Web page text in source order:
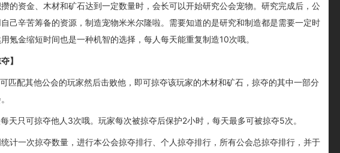
的资金、木材和矿石达到一定数量时，会长可以开始研究公会宠物。研究完成后，公
己辛苦筹备的资源，制造宠物米米尔隆啦。需要知道的是研究和制造都是需要一定时
氪金缩短时间也是一种机智的选择，每人每天能重复制造10次哦。
】
匹配其他公会的玩家然后击败他，即可掠夺该玩家的木材和矿石， 掠夺的其中一部分
。
每天只可掠夺他人 3次哦。玩家每次被掠夺后保护2小时，每天最多可被掠夺5次。
计一次掠夺数量，进行本公会掠夺排行、个人掠夺排行，所有公会总掠夺排行，并于